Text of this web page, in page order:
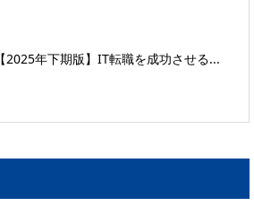
【2025年下期版】IT転職を成功させる...